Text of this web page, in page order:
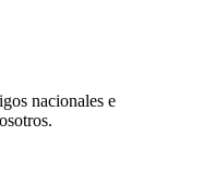
nacionales e